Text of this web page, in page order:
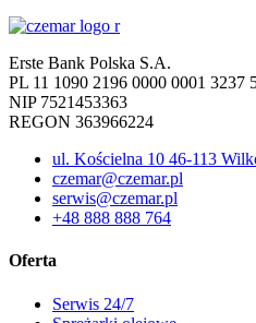
Erste Bank Polska S.A.
PL 11 1090 2196 0000 0001 3237
NIP 7521453363
REGON 363966224
ul. Kościelna 10 46-113
czemar@czemar.pl
serwis@czemar.pl
+48 888 888 764
Oferta
Serwis 24/7